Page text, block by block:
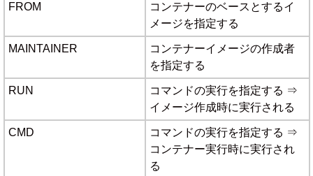
FROM
コンテナーのベースとするイ
メージを指定する
MAINTAINER
コンテナーイメージの作成者
を指定する
RUN
コマンドの実行を指定する ⇒
イメージ作成時に実行される
CMD
コマンドの実行を指定する ⇒
コンテナー実行時に実行され
る